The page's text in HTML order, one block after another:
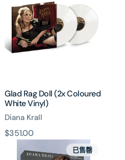
Doll
(2x
Coloured
White
Vinyl)
Glad Rag Doll (2x Coloured
White Vinyl)
Diana Krall
原
$351.00
已售罄